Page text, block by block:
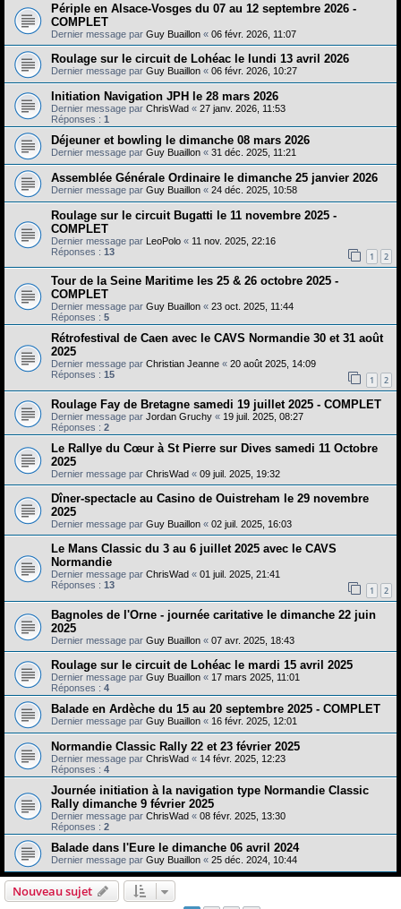
Périple en Alsace-Vosges du 07 au 12 septembre 2026 -
COMPLET
Dernier message par Guy Buaillon « 06 févr. 2026, 11:07
Roulage sur le circuit de Lohéac le lundi 13 avril 2026
Dernier message par Guy Buaillon « 06 févr. 2026, 10:27
Initiation Navigation JPH le 28 mars 2026
Dernier message par ChrisWad « 27 janv. 2026, 11:53
Réponses : 1
Déjeuner et bowling le dimanche 08 mars 2026
Dernier message par Guy Buaillon « 31 déc. 2025, 11:21
Assemblée Générale Ordinaire le dimanche 25 janvier 2026
Dernier message par Guy Buaillon « 24 déc. 2025, 10:58
Roulage sur le circuit Bugatti le 11 novembre 2025 -
COMPLET
Dernier message par LeoPolo « 11 nov. 2025, 22:16
Réponses : 13 1 2
Tour de la Seine Maritime les 25 & 26 octobre 2025 -
COMPLET
Dernier message par Guy Buaillon « 23 oct. 2025, 11:44
Réponses : 5
Rétrofestival de Caen avec le CAVS Normandie 30 et 31 août
2025
Dernier message par Christian Jeanne « 20 août 2025, 14:09
Réponses : 15 1 2
Roulage Fay de Bretagne samedi 19 juillet 2025 - COMPLET
Dernier message par Jordan Gruchy « 19 juil. 2025, 08:27
Réponses : 2
Le Rallye du Cœur à St Pierre sur Dives samedi 11 Octobre
2025
Dernier message par ChrisWad « 09 juil. 2025, 19:32
Dîner-spectacle au Casino de Ouistreham le 29 novembre
2025
Dernier message par Guy Buaillon « 02 juil. 2025, 16:03
Le Mans Classic du 3 au 6 juillet 2025 avec le CAVS
Normandie
Dernier message par ChrisWad « 01 juil. 2025, 21:41
Réponses : 13 1 2
Bagnoles de l'Orne - journée caritative le dimanche 22 juin
2025
Dernier message par Guy Buaillon « 07 avr. 2025, 18:43
Roulage sur le circuit de Lohéac le mardi 15 avril 2025
Dernier message par Guy Buaillon « 17 mars 2025, 11:01
Réponses : 4
Balade en Ardèche du 15 au 20 septembre 2025 - COMPLET
Dernier message par Guy Buaillon « 16 févr. 2025, 12:01
Normandie Classic Rally 22 et 23 février 2025
Dernier message par ChrisWad « 14 févr. 2025, 12:23
Réponses : 4
Journée initiation à la navigation type Normandie Classic
Rally dimanche 9 février 2025
Dernier message par ChrisWad « 08 févr. 2025, 13:30
Réponses : 2
Balade dans l'Eure le dimanche 06 avril 2024
Dernier message par Guy Buaillon « 25 déc. 2024, 10:44
Nouveau sujet